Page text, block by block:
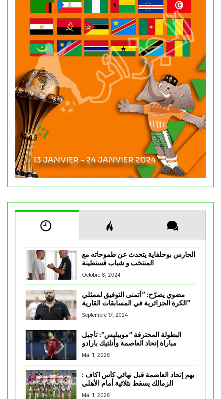
الحارس بوحلفاية يتحدث عن طموحاته مع
المنتخب و شباب قسنطينة
Octobre 8, 2024
مضوي يصرّح: “أتمنى التوفيق لممثلي
الكرة الجزائرية في المسابقات القارية”
Septembre 17, 2024
البطولة المحترفة “موبيليس”: تأجيل
مباراة إتحاد العاصمة وأتلتيك بارادو
Mai 1, 2026
يهم إتحاد العاصمة قبل نهائي كأس اكاف :
Mai 1, 2026